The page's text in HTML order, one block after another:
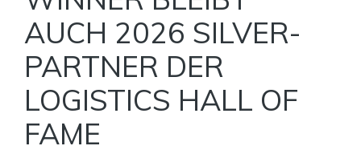
AUCH 2026 SILVER-
PARTNER DER
LOGISTICS HALL OF
FAME